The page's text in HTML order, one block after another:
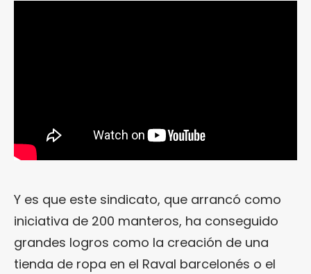
Y es que este sindicato, que arrancó como
iniciativa de 200 manteros, ha conseguido
grandes logros como la creación de una
tienda de ropa en el Raval barcelonés o el